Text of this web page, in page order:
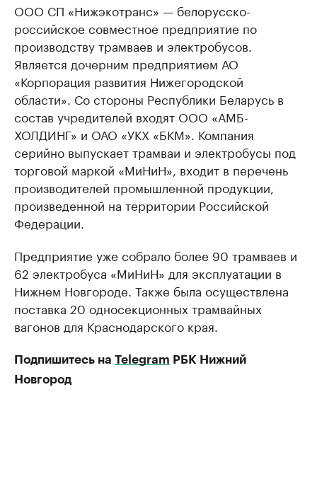
ООО СП «Нижэкотранс» — белорусско-
российское совместное предприятие по
производству трамваев и электробусов.
Является дочерним предприятием АО
«Корпорация развития Нижегородской
области». Со стороны Республики Беларусь в
состав учредителей входят ООО «АМБ-
ХОЛДИНГ» и ОАО «УКХ «БКМ». Компания
серийно выпускает трамваи и электробусы под
торговой маркой «МиНиН», входит в перечень
производителей промышленной продукции,
произведенной на территории Российской
Федерации.
Предприятие уже собрало более 90 трамваев и
62 электробуса «МиНиН» для эксплуатации в
Нижнем Новгороде. Также была осуществлена
поставка 20 односекционных трамвайных
вагонов для Краснодарского края.
Подпишитесь на Telegram РБК Нижний
Новгород